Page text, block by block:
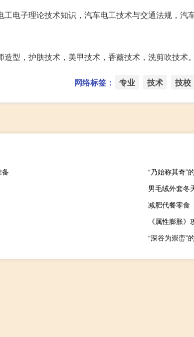
电子理论技术知识，汽车电工技术与交通法规，汽
型，护肤技术，美甲技术，香薰技术，洗剪吹技术。
网络标签： 专业 技术 技校
“乃始称其奇”
男毛绒外套冬
减肥代餐零食
《属性膨胀》
“深谷为崇峦”